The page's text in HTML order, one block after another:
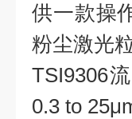
供一款操
粉尘激光
TSI9306
0.3 to